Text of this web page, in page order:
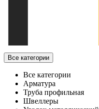
Все категории
Все категории
Арматура
Труба профильная
Швеллеры